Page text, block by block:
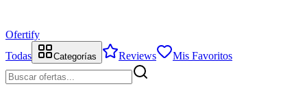
Ofertify
Todas
Categorías Reviews Mis Favoritos